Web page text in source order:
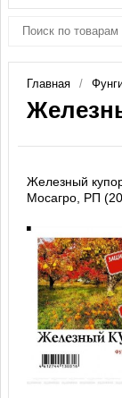
Главная
Железный
Мосагро, РП